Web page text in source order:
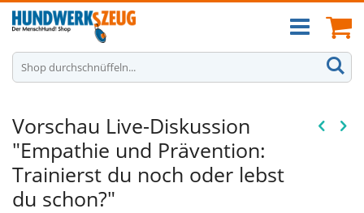
Zum
Inhalt
Vorschau Live-Diskussion
"Empathie und Prävention:
Trainierst du noch oder lebst
du schon?"